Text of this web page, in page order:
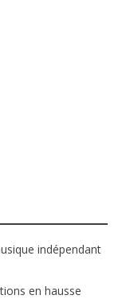
indépendant
en hausse